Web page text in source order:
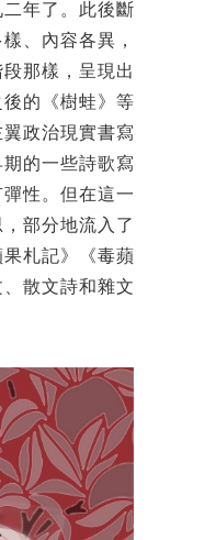
年了。此後斷
、內容各異，
那樣，呈現出
的《樹蛙》等
政治現實書寫
的一些詩歌寫
性。但在這一
部分地流入了
札記》《毒蘋
散文詩和雜文